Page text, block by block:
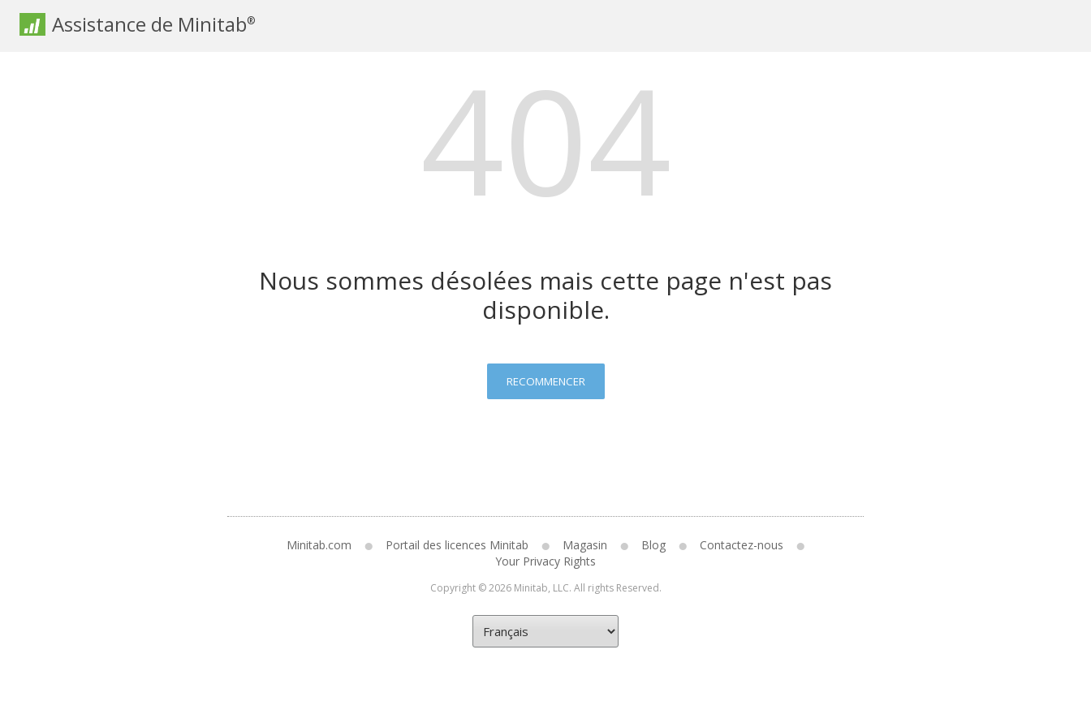
Assistance de Minitab®
404
Nous sommes désolées mais cette page n'est pas
disponible.
RECOMMENCER
Minitab.com Portail des licences Minitab Magasin Blog
Contactez-nous
Your Privacy Rights
Copyright © 2026 Minitab, LLC. All rights Reserved.